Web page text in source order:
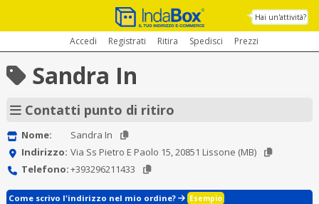
Hai un'attività?
Accedi Registrati Ritira Spedisci Prezzi
Sandra In
Contatti punto di ritiro
Nome:
Sandra In
Indirizzo: Via Ss Pietro E Paolo 15, 20851 Lissone (MB)
Telefono:+393296211433
Come scrivo l'indirizzo nel mio ordine? Esempio